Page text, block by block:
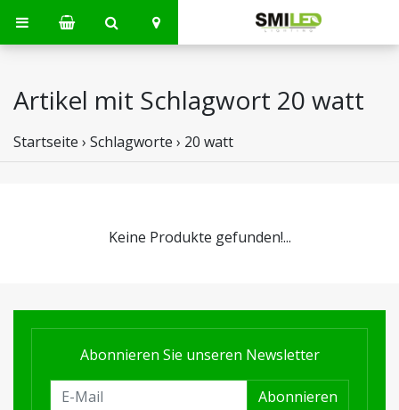
Artikel mit Schlagwort 20 watt
Startseite › Schlagworte › 20 watt
Keine Produkte gefunden!...
Abonnieren Sie unseren Newsletter
Abonnieren